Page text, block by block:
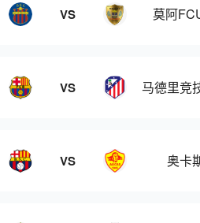
VS 莫阿
VS 马德里竞
VS 奥卡